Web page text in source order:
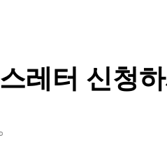
레터 신청